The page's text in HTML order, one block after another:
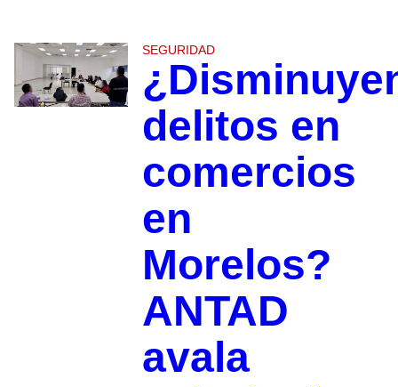
SEGURIDAD
delitos en
comercios
en
Morelos?
ANTAD
avala